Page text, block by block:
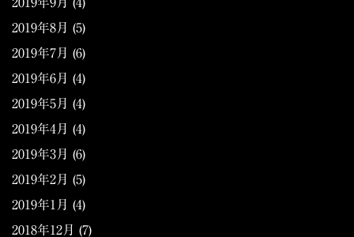
2019年8月 (5)
2019年7月 (6)
2019年6月 (4)
2019年5月 (4)
2019年4月 (4)
2019年3月 (6)
2019年2月 (5)
2019年1月 (4)
2018年12月 (7)